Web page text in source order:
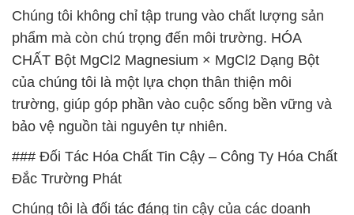
Chúng tôi không chỉ tập trung vào chất lượng sản
phẩm mà còn chú trọng đến môi trường. HÓA
CHẤT Bột MgCl2 Magnesium × MgCl2 Dạng Bột
của chúng tôi là một lựa chọn thân thiện môi
trường, giúp góp phần vào cuộc sống bền vững và
bảo vệ nguồn tài nguyên tự nhiên.
### Đối Tác Hóa Chất Tin Cậy – Công Ty Hóa Chất
Đắc Trường Phát
Chúng tôi là đối tác đáng tin cậy của các doanh